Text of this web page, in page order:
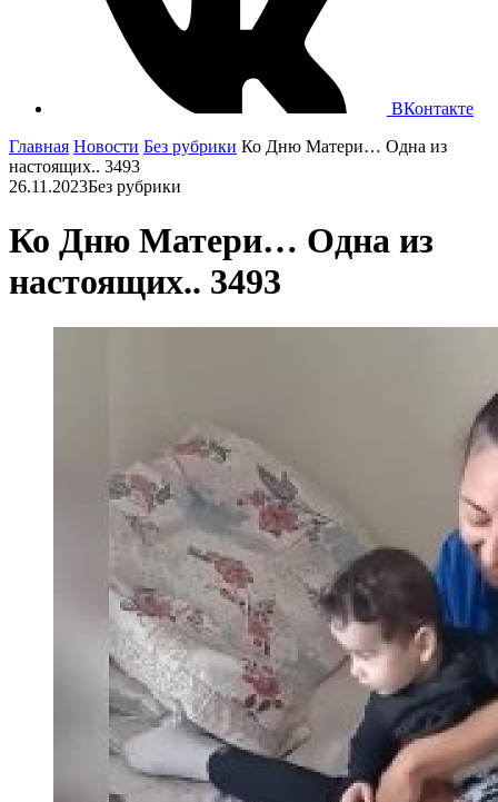
ВКонтакте
Главная Новости Без рубрики Ко Дню Матери… Одна из
настоящих.. 3493
26.11.2023Без рубрики
Ко Дню Матери… Одна из
настоящих.. 3493